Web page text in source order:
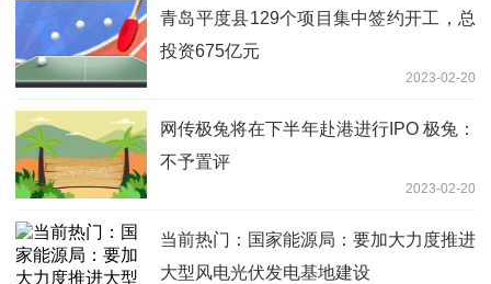
青岛平度县129个项目集中签约开工，总
投资675亿元
2023-02-20
网传极兔将在下半年赴港进行IPO 极兔：
不予置评
2023-02-20
当前热门：国家能源局：要加大力度推进
大型风电光伏发电基地建设